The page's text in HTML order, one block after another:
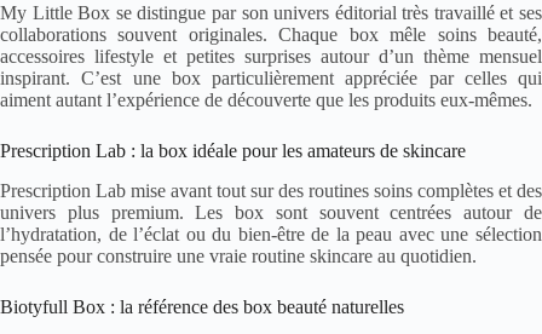
My Little Box se distingue par son univers éditorial très travaillé et ses
collaborations souvent originales. Chaque box mêle soins beauté,
accessoires lifestyle et petites surprises autour d’un thème mensuel
inspirant. C’est une box particulièrement appréciée par celles qui
aiment autant l’expérience de découverte que les produits eux-mêmes.
Prescription Lab : la box idéale pour les amateurs de skincare
Prescription Lab mise avant tout sur des routines soins complètes et des
univers plus premium. Les box sont souvent centrées autour de
l’hydratation, de l’éclat ou du bien-être de la peau avec une sélection
pensée pour construire une vraie routine skincare au quotidien.
Biotyfull Box : la référence des box beauté naturelles